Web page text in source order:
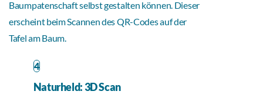
Baumpatenschaft selbst gestalten können. Dieser
erscheint beim Scannen des QR-Codes auf der
Tafel am Baum.
4
Naturheld: 3D Scan